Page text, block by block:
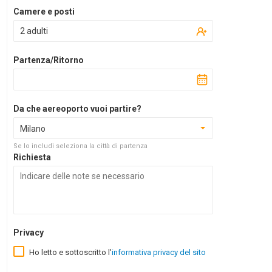
Camere e posti
2 adulti
Partenza/Ritorno
Da che aereoporto vuoi partire?
Milano
Se lo includi seleziona la città di partenza
Richiesta
Privacy
Ho letto e sottoscritto l'informativa privacy del sito